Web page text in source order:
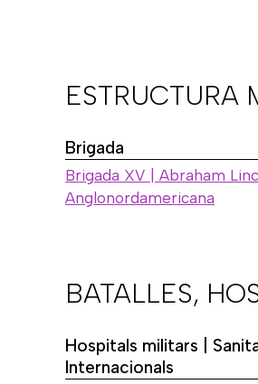
ESTRUCTURA
Brigada
Brigada XV | Abraham
Anglonordamericana
BATALLES,
Hospitals militars |
Internacionals